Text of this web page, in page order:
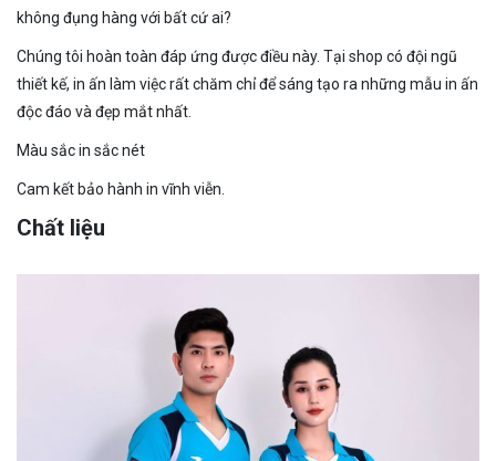
không đụng hàng với bất cứ ai?
Chúng tôi hoàn toàn đáp ứng được điều này. Tại shop có đội ngũ
thiết kế, in ấn làm việc rất chăm chỉ để sáng tạo ra những mẫu in ấn
độc đáo và đẹp mắt nhất.
Màu sắc in sắc nét
Cam kết bảo hành in vĩnh viễn.
Chất liệu